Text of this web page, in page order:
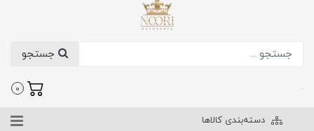
.
0
دسته‌بندی کالاها